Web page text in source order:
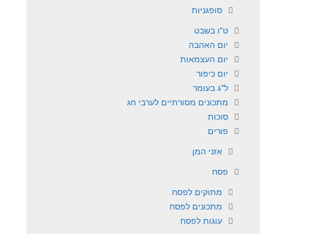
סופגניות
ט"ו בשבט
יום האהבה
יום העצמאות
יום כיפור
ל"ג בעומר
מתכונים מסורתיים לערבי חג
סוכות
פורים
אזני המן
פסח
מתוקים לפסח
מתכונים לפסח
עוגות לפסח